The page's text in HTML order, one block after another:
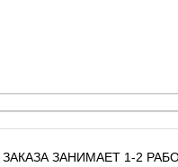
ЗАНИМАЕТ 1-2